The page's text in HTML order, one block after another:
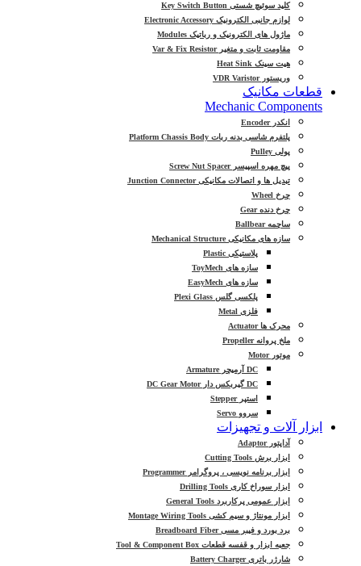
کلید سوئیچ شستی Key Switch Button
لوازم جانبی الکترونیک Electronic Accessory
ماژول های الکترونیک و رباتیک Modules
مقاومت ثابت و متغیر Var & Fix Resistor
هیت سینک Heat Sink
وریستور VDR Varistor
قطعات مکانیک
Mechanic Components
انکدر Encoder
پلتفرم شاسی بدنه ربات Platform Chassis Body
پولی Pulley
پیچ مهره اسپیسر Screw Nut Spacer
تبدیل ها و اتصالات مکانیکی Junction Connector
چرخ Wheel
چرخ دنده Gear
ساچمه Ballbear
سازه های مکانیکی Mechanical Structure
پلاستیکی Plastic
سازه های ToyMech
سازه های EasyMech
پلکسی گلس Plexi Glass
فلزی Metal
محرک ها Actuator
ملخ پروانه Propeller
موتور Motor
DC آرمیچر Armature
DC گیربکس دار DC Gear Motor
استپر Stepper
سروو Servo
ابزار آلات و تجهیزات
آداپتور Adaptor
ابزار برش Cutting Tools
ابزار برنامه نویسی ، پروگرامر Programmer
ابزار سوراخ کاری Drilling Tools
ابزار عمومی پرکاربرد General Tools
ابزار مونتاژ و سیم کشی Montage Wiring Tools
برد بورد و فیبر مسی Breadboard Fiber
جعبه ابزار و قفسه قطعات Tool & Component Box
شارژر باتری Battery Charger